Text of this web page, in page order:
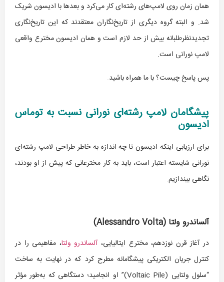
همان زمان روی لامپ‌های رشته‌ای کار می‌کرد و بعدها با ادیسون شریک
شد. و البته گروه دیگری از تاریخ‌نگاران معتقدند که این تاریخ‌نگاری
تجدیدنظرطلبانه بیش از حد لازم است و همان ادیسون مخترع واقعی
لامپ نورانی است.
پس پاسخ چیست؟ با ما همراه باشید.
پیشگامان لامپ رشته‌ای نورانی نسبت به توماس
ادیسون
برای ارزیابی اینکه ادیسون تا چه اندازه به خاطر طراحی لامپ رشته‌ای
نورانی شایسته اعتبار است، باید به کار مخترعانی که پیش از او بودند،
نگاهی بیندازیم.
آلساندرو ولتا (Alessandro Volta
)
در آغاز قرن نوزدهم، مخترع ایتالیایی،آلساندرو ولتا، مفاهیمی را در
کنترل جریان الکتریکی پیشگامانه مطرح کرد که در نهایت به ساخت
“سلول ولتایی (Voltaic Pile)” او انجامید؛ دستگاهی که به‌طور مؤثر